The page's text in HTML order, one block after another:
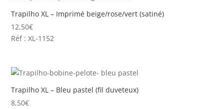
Trapilho XL – Imprimé beige/rose/vert (satiné)
12,50€
Réf : XL-1152
Trapilho XL – Bleu pastel (fil duveteux)
8,50€